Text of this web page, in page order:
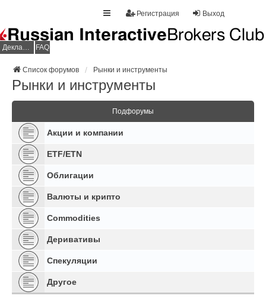
Выход
Регистрация
Декларация НДФЛ FAQ
Список форумов Рынки и инструменты
Рынки и инструменты
Подфорумы
Акции и компании
ETF/ETN
Облигации
Валюты и крипто
Commodities
Деривативы
Спекуляции
Другое